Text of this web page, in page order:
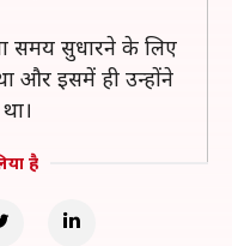
समय सुधारने के लिए
और इसमें ही उन्होंने
है